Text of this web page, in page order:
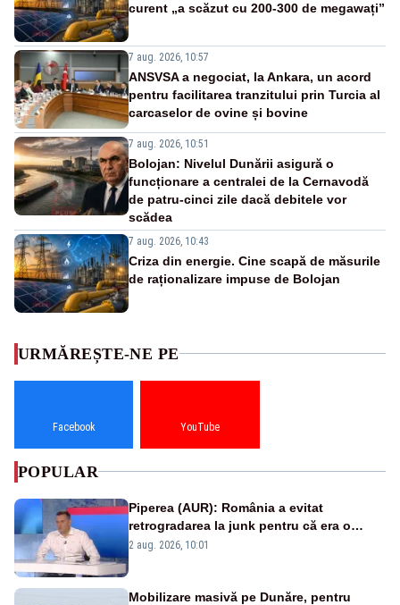
curent „a scăzut cu 200-300 de megawați”
7 aug. 2026, 10:57
ANSVSA a negociat, la Ankara, un acord
pentru facilitarea tranzitului prin Turcia al
carcaselor de ovine și bovine
7 aug. 2026, 10:51
Bolojan: Nivelul Dunării asigură o
funcționare a centralei de la Cernavodă
de patru-cinci zile dacă debitele vor
scădea
7 aug. 2026, 10:43
Criza din energie. Cine scapă de măsurile
de raționalizare impuse de Bolojan
URMĂREȘTE-NE PE
Facebook YouTube
POPULAR
Piperea (AUR): România a evitat
retrogradarea la junk pentru că era o
catastrofă pentru bănci și fondurile de
2 aug. 2026, 10:01
Mobilizare masivă pe Dunăre, pentru